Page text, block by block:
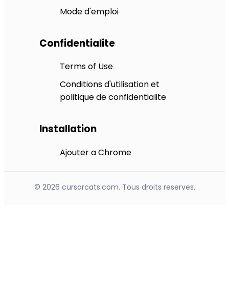
Mode d'emploi
Confidentialite
Terms of Use
Conditions d'utilisation et
politique de confidentialite
Installation
Ajouter a Chrome
© 2026 cursorcats.com. Tous droits reserves.